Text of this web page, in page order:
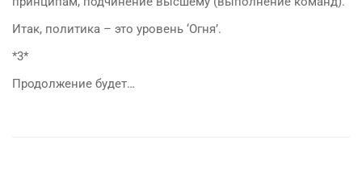
Итак, политика – это уровень ‘Огня’.
*3*
Продолжение будет…